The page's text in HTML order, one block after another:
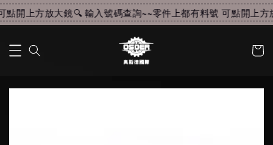
開上方放大鏡🔍 輸入號碼查詢~~零件上都有料號 可點開上方